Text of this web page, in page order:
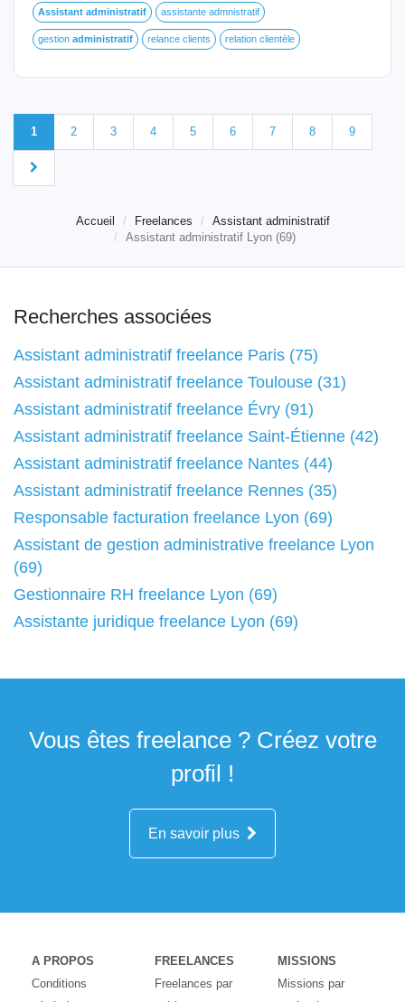
Assistant administratif assistante admnistratif
gestion administratif relance clients relation clientèle
1 2 3 4 5 6 7 8 9
Accueil Freelances
Assistant administratif
Assistant administratif Lyon (69)
Recherches associées
Assistant administratif freelance Paris (75)
Assistant administratif freelance Toulouse (31)
Assistant administratif freelance Évry (91)
Assistant administratif freelance Saint-Étienne (42)
Assistant administratif freelance Nantes (44)
Assistant administratif freelance Rennes (35)
Responsable facturation freelance Lyon (69)
Assistant de gestion administrative freelance Lyon
(69)
Gestionnaire RH freelance Lyon (69)
Assistante juridique freelance Lyon (69)
Vous êtes freelance ? Créez votre
profil !
En savoir plus
A PROPOS
Conditions
FREELANCES
Freelances par
MISSIONS
Missions par